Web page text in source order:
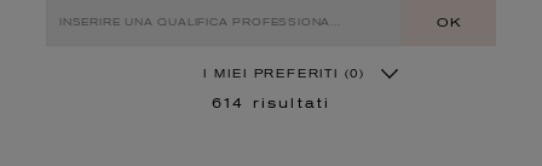
OK
I MIEI PREFERITI (0)
614 risultati